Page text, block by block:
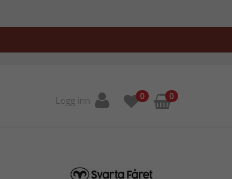
Logg inn 0 0